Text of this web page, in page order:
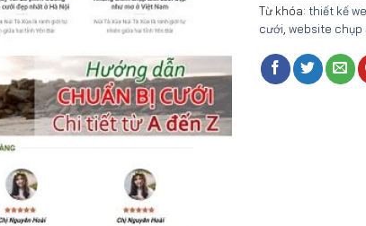
Từ khóa: thiết kế
cưới website chụp